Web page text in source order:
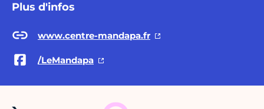
Plus d'infos
www.centre-mandapa.fr
/LeMandapa